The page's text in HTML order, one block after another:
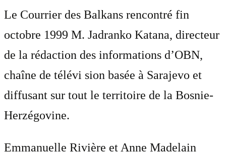
Le Courrier des Balkans rencontré fin
octobre 1999 M. Jadranko Katana, directeur
de la rédaction des informations d’OBN,
chaîne de télévi sion basée à Sarajevo et
diffusant sur tout le territoire de la Bosnie-
Herzégovine.
Emmanuelle Rivière et Anne Madelain